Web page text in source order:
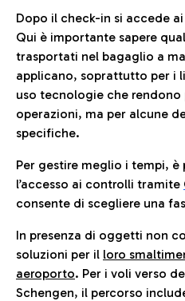
Dopo il check-in si accede ai
Qui è importante sapere
trasportati nel bagaglio a
applicano, soprattutto per i
uso tecnologie che rendono
operazioni, ma per alcune
specifiche.
Per gestire meglio i tempi, è
l’accesso ai controlli tramite
consente di scegliere una
In presenza di oggetti non
soluzioni per il loro
aeroporto. Per i voli verso
Schengen, il percorso